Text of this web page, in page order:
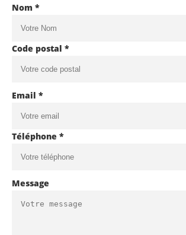
Nom *
Code postal *
Email *
Téléphone *
Message